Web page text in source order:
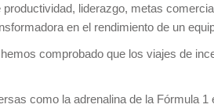
liderazgo, metas
en el rendimiento de un
comprobado que los viajes de
como la adrenalina de la Fórmula 1